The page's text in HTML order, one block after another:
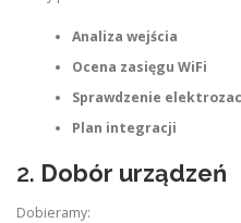
Analiza wejścia
Ocena zasięgu WiFi
Sprawdzenie
Plan integracji
2. Dobór urządzeń
Dobieramy: